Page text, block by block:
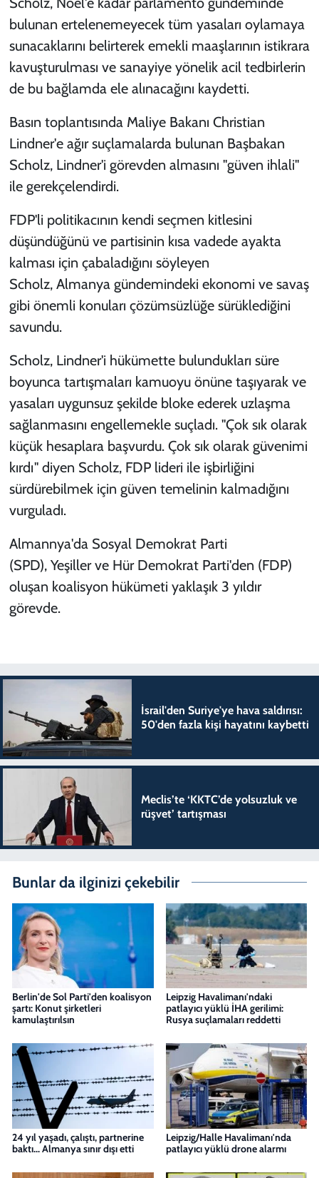
bulunan ertelenemeyecek tüm yasaları oylamaya
sunacaklarını belirterek emekli maaşlarının istikrara
kavuşturulması ve sanayiye yönelik acil tedbirlerin
de bu bağlamda ele alınacağını kaydetti.
Basın toplantısında Maliye Bakanı Christian
Lindner'e ağır suçlamalarda bulunan Başbakan
Scholz, Lindner'i görevden almasını "güven ihlali"
ile gerekçelendirdi.
FDP'li politikacının kendi seçmen kitlesini
düşündüğünü ve partisinin kısa vadede ayakta
kalması için çabaladığını söyleyen
Scholz, Almanya gündemindeki ekonomi ve savaş
gibi önemli konuları çözümsüzlüğe sürüklediğini
savundu.
Scholz, Lindner'i hükümette bulundukları süre
boyunca tartışmaları kamuoyu önüne taşıyarak ve
yasaları uygunsuz şekilde bloke ederek uzlaşma
sağlanmasını engellemekle suçladı. "Çok sık olarak
küçük hesaplara başvurdu. Çok sık olarak güvenimi
kırdı" diyen Scholz, FDP lideri ile işbirliğini
sürdürebilmek için güven temelinin kalmadığını
vurguladı.
Almannya'da Sosyal Demokrat Parti
(SPD), Yeşiller ve Hür Demokrat Parti'den (FDP)
oluşan koalisyon hükümeti yaklaşık 3 yıldır
görevde.
İsrail'den Suriye'ye hava saldırısı:
50'den fazla kişi hayatını kaybetti
Meclis’te ‘KKTC’de yolsuzluk ve
rüşvet’ tartışması
Bunlar da ilginizi çekebilir
Berlin'de Sol Parti'den koalisyon
şartı: Konut şirketleri
kamulaştırılsın
Leipzig Havalimanı'ndaki
patlayıcı yüklü İHA gerilimi:
Rusya suçlamaları reddetti
24 yıl yaşadı, çalıştı, partnerine
baktı... Almanya sınır dışı etti
Leipzig/Halle Havalimanı'nda
patlayıcı yüklü drone alarmı